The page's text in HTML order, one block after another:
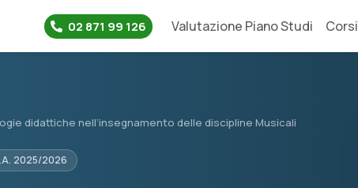
02 871 99 126 Valutazione Piano Studi Corsi
didattiche nell’insegnamento delle discipline Musicali
2025/2026